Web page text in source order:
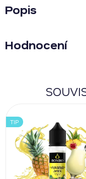
Popis
Hodnocení
TIP